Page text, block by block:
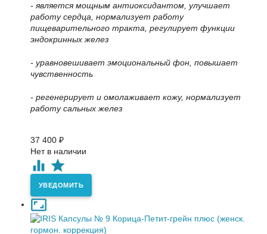
- является мощным антиоксидантом, улучшает
работу сердца, нормализует работу
пищеварительного тракта, регулирует функции
эндокринных желез
- уравновешивает эмоциональный фон, повышает
чувственность
- регенерирует и омолаживает кожу, нормализует
работу сальных желез
37 400 ₽
Нет в наличии
УВЕДОМИТЬ